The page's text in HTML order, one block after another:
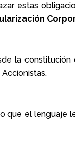
estas
la
que el lenguaje